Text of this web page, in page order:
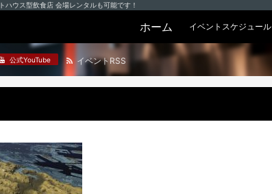
ハウス型飲食店 会場レンタルも可能です！
ホーム イベントスケジュール
公式YouTube イベントRSS